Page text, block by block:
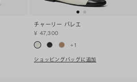
チャーリー バレエ
¥ 47,300
+1
ショッピングバッグに追加